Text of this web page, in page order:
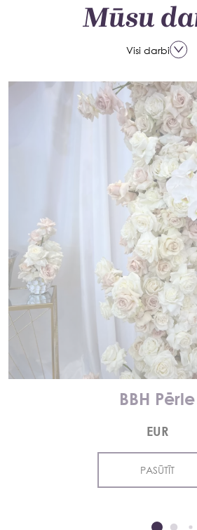
Mūsu
Visi darbi
BBH Pērle
EUR
PASŪTĪT